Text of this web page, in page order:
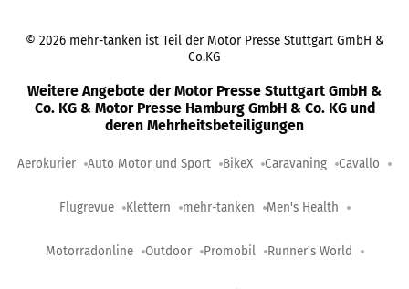
© 2026 mehr-tanken ist Teil der Motor Presse Stuttgart GmbH &
Co.KG
Weitere Angebote der Motor Presse Stuttgart GmbH &
Co. KG & Motor Presse Hamburg GmbH & Co. KG und
deren Mehrheitsbeteiligungen
Aerokurier Auto Motor und Sport BikeX Caravaning Cavallo
Flugrevue Klettern mehr-tanken Men's Health
Motorradonline Outdoor Promobil Runner's World